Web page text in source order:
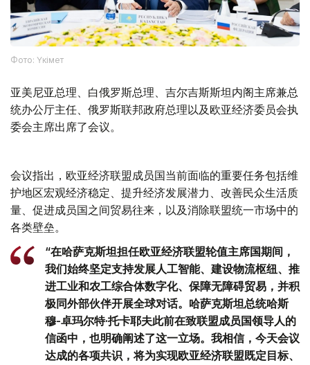
Фото: Үкімет
亚美尼亚总理、白俄罗斯总理、吉尔吉斯斯坦内阁主席兼总
统办公厅主任、俄罗斯联邦政府总理以及欧亚经济委员会执
委会主席出席了会议。
会议指出，欧亚经济联盟成员国当前面临的重要任务包括维
护地区宏观经济稳定、提升经济发展潜力、改善民众生活质
量、促进成员国之间贸易往来，以及消除联盟统一市场中的
各类壁垒。
“在哈萨克斯坦担任欧亚经济联盟轮值主席国期间，
我们始终坚定支持发展人工智能、建设物流枢纽、推
进工业和农工综合体数字化、保障无障碍贸易，并积
极同外部伙伴开展全球对话。哈萨克斯坦总统哈斯
穆-卓玛尔特·托卡耶夫此前在致联盟成员国领导人的
信函中，也明确阐述了这一立场。我相信，今天会议
达成的各项共识，将为实现欧亚经济联盟既定目标、